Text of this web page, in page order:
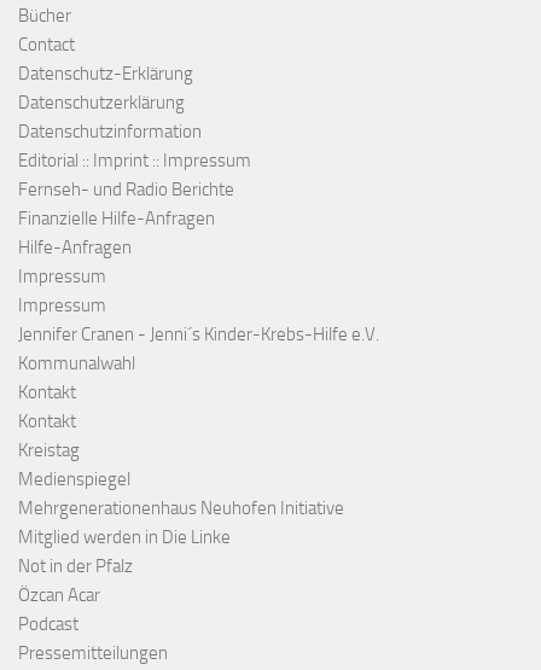
Bücher
Contact
Datenschutz-Erklärung
Datenschutzerklärung
Datenschutzinformation
Editorial :: Imprint :: Impressum
Fernseh- und Radio Berichte
Finanzielle Hilfe-Anfragen
Hilfe-Anfragen
Impressum
Impressum
Jennifer Cranen - Jenni´s Kinder-Krebs-Hilfe e.V.
Kommunalwahl
Kontakt
Kontakt
Kreistag
Medienspiegel
Mehrgenerationenhaus Neuhofen Initiative
Mitglied werden in Die Linke
Not in der Pfalz
Özcan Acar
Podcast
Pressemitteilungen